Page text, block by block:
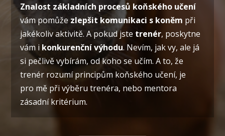
Znalost základních procesů koňského učení
vám pomůže zlepšit komunikaci s koněm při
jakékoliv aktivitě. A pokud jste trenér, poskytne
vám i konkurenční výhodu. Nevím, jak vy, ale já
si pečlivě vybírám, od koho se učím. A to, že
trenér rozumí principům koňského učení, je
pro mě při výběru trenéra, nebo mentora
zásadní kritérium.